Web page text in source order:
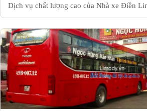
Dịch vụ chất lượng cao của Nhà xe Điền